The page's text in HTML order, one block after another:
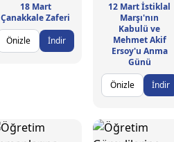
18 Mart
Çanakkale Zaferi
Önizle
İndir
12 Mart İstiklal
Marşı'nın
Kabulü ve
Mehmet Akif
Ersoy'u Anma
Günü
Önizle
İndir